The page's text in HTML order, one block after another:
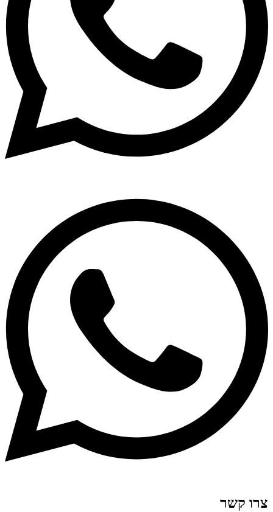
צרו קשר